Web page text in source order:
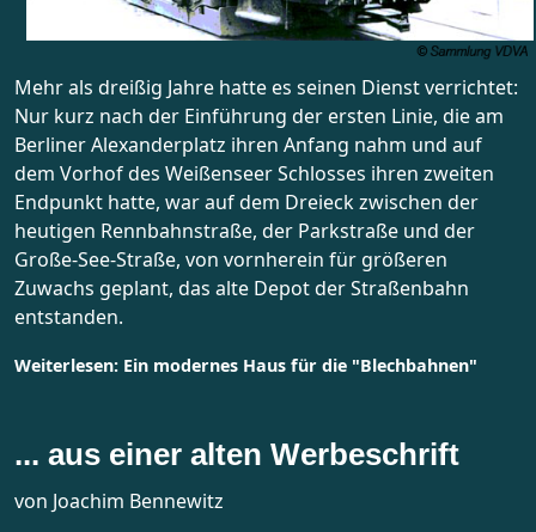
Mehr als dreißig Jahre hatte es seinen Dienst verrichtet:
Nur kurz nach der Einführung der ersten Linie, die am
Berliner Alexanderplatz ihren Anfang nahm und auf
dem Vorhof des Weißenseer Schlosses ihren zweiten
Endpunkt hatte, war auf dem Dreieck zwischen der
heutigen Rennbahnstraße, der Parkstraße und der
Große-See-Straße, von vornherein für größeren
Zuwachs geplant, das alte Depot der Straßenbahn
entstanden.
Weiterlesen: Ein modernes Haus für die "Blechbahnen"
... aus einer alten Werbeschrift
von Joachim Bennewitz